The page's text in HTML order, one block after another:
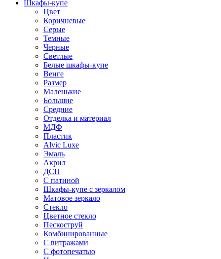
Шкафы-купе
Цвет
Коричневые
Серые
Темные
Черные
Светлые
Белые шкафы-купе
Венге
Размер
Маленькие
Большие
Средние
Отделка и материал
МДФ
Пластик
Alvic Luxe
Эмаль
Акрил
ДСП
С патиной
Шкафы-купе с зеркалом
Матовое зеркало
Стекло
Цветное стекло
Пескоструй
Комбинированные
С витражами
С фотопечатью